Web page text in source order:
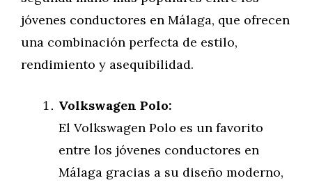
jóvenes conductores en Málaga, que ofrecen
una combinación perfecta de estilo,
rendimiento y asequibilidad.
Volkswagen Polo:
El Volkswagen Polo es un favorito
entre los jóvenes conductores en
Málaga gracias a su diseño moderno,